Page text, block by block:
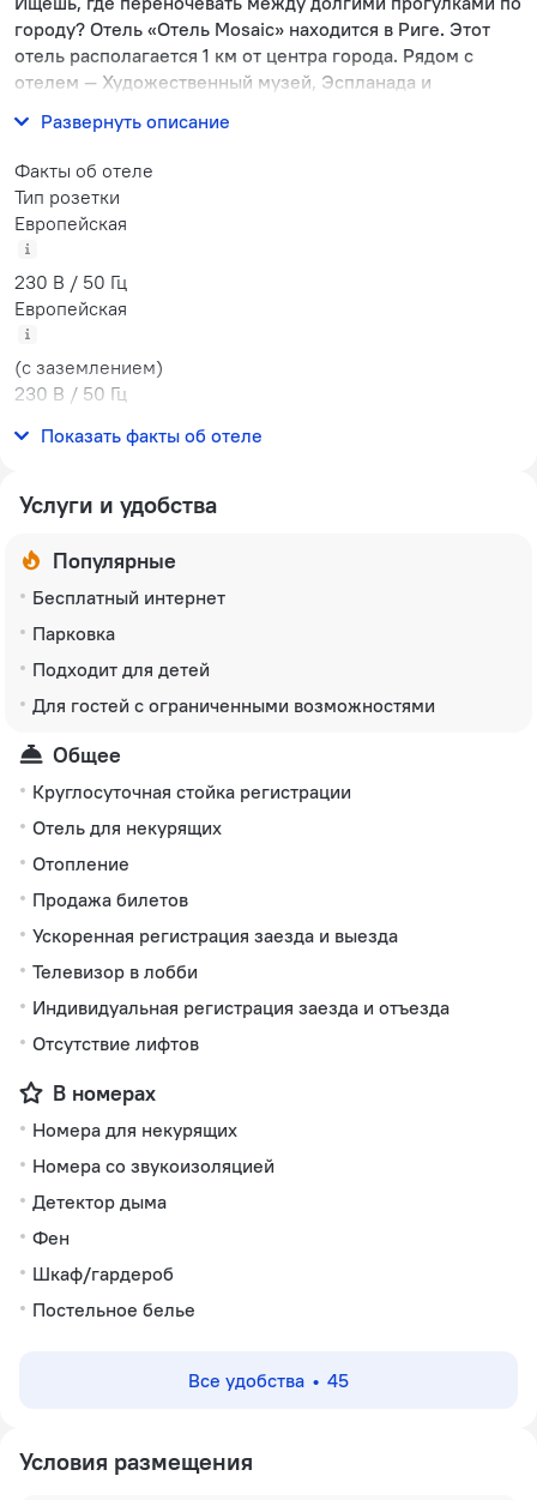
городу? Отель «Отель Mosaic» находится в Риге. Этот
отель располагается 1 км от центра города. Рядом с
отелем — Художественный музей, Эспланада и
Развернуть описание
Факты об отеле
Тип розетки
Европейская
230 В / 50 Гц
Европейская
(с заземлением)
230 В / 50 Гц
16 номеров, 2 этажа
Показать факты об отеле
Услуги и удобства
Популярные
Бесплатный интернет
Парковка
Подходит для детей
Для гостей с ограниченными возможностями
Общее
Круглосуточная стойка регистрации
Отель для некурящих
Отопление
Продажа билетов
Ускоренная регистрация заезда и выезда
Телевизор в лобби
Индивидуальная регистрация заезда и отъезда
Отсутствие лифтов
В номерах
Номера для некурящих
Номера со звукоизоляцией
Детектор дыма
Фен
Шкаф/гардероб
Постельное белье
Все удобства 45
Условия размещения